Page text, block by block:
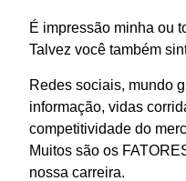
É impressão minha ou
Talvez você também
Redes sociais, mundo
informação, vidas
competitividade do
Muitos são os
nossa carreira.